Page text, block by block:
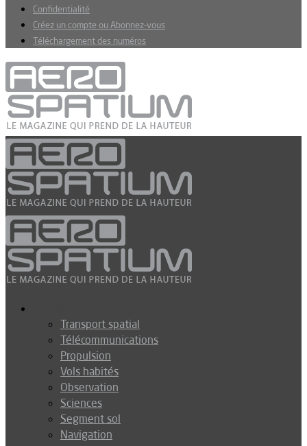
Confidentialité
Créez un compte ou Abonnez-vous
Téléchargement des numéros
Transport spatial
Télécommunications
Propulsion
Vols habités
Observation
Sciences
Segment sol
Navigation